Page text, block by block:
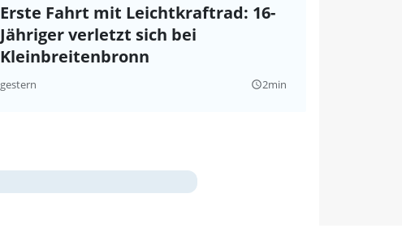
Erste Fahrt mit Leichtkraftrad: 16-
Jähriger verletzt sich bei
Kleinbreitenbronn
gestern query_builder2min